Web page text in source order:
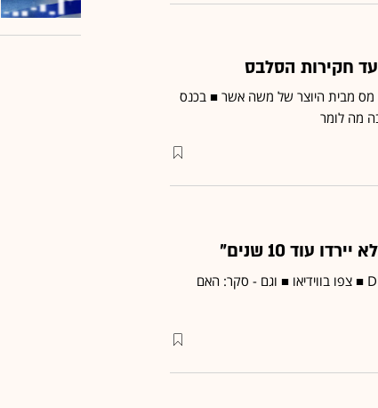
חקירות הסלבס
מס מבית היוצר של משה אשר ■ בכנס
עוד 10 שנים"
הדברים נאמרו בראיון לגלובס TV במסגרת פורום DUN'S 100 ■ צפו בווידיאו ■ וגם - סקר: האם